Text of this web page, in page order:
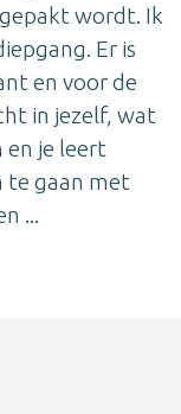
wordt. Ik
Er is
en voor de
in jezelf, wat
en je leert
te gaan met
...